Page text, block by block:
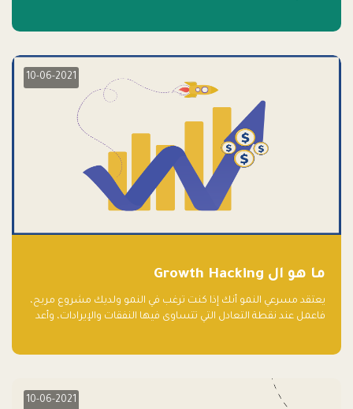
10-06-2021
ما هو ال Growth Hacking
يعتقد مسرعي النمو أنك إذا كنت ترغب في النمو ولديك مشروع مربح،
فاعمل عند نقطة التعادل التي تتساوى فيها النفقات والإيرادات، وأعد
10-06-2021